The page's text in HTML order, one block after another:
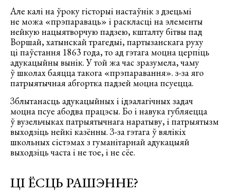
Але калі на ўроку гісторыі настаўнік з дзецьмі
не можа «прэпараваць» і раскласці на элементы
нейкую нацыятворчую падзею, кшталту бітвы пад
Воршай, хатынскай трагедыі, партызанскага руху
ці паўстання 1863 года, то ад гэтага моцна церпіць
адукацыйны вынік. У той жа час зразумела, чаму
ў школах баяцца такога «прэпаравання». з-за яго
патрыятычная абгортка падзей моцна псуецца.
Зблытанасць адукацыйных і ідэалагічных задач
моцна псуе абодва працэсы. Бо і навука губляецца
ў вузельчыках патрыятычнага наратыву, і патрыятызм
выходзіць нейкі казённы. З-за гэтага ў вялікіх
школьных сістэмах з гуманітарнай адукацыяй
выходзіць часта і не тое, і не сёе.
ЦІ ЁСЦЬ РАШЭННЕ?